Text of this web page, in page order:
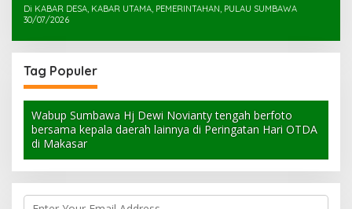
Di KABAR DESA, KABAR UTAMA, PEMERINTAHAN, PULAU SUMBAWA
30/07/2026
Tag Populer
Wabup Sumbawa Hj Dewi Novianty tengah berfoto
bersama kepala daerah lainnya di Peringatan Hari OTDA
di Makasar